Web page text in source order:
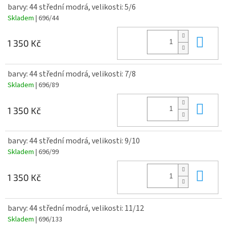
barvy: 44 střední modrá, velikosti: 5/6
Skladem | 696/44
1 350 Kč
barvy: 44 střední modrá, velikosti: 7/8
Skladem | 696/89
1 350 Kč
barvy: 44 střední modrá, velikosti: 9/10
Skladem | 696/99
1 350 Kč
barvy: 44 střední modrá, velikosti: 11/12
Skladem | 696/133